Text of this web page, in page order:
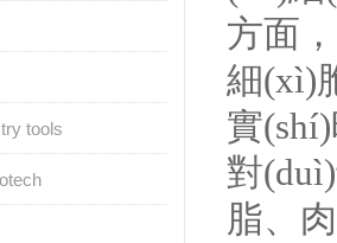
tools
方面
細(xì)
實
對
脂